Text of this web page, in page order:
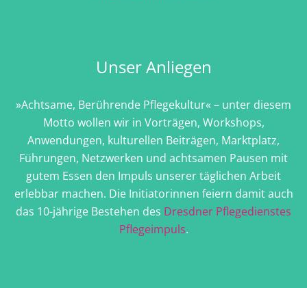
Unser Anliegen
»Achtsame, Berührende Pflegekultur« – unter diesem
Motto wollen wir in Vorträgen, Workshops,
Anwendungen, kulturellen Beiträgen, Marktplatz,
Führungen, Netzwerken und achtsamen Pausen mit
gutem Essen den Impuls unserer täglichen Arbeit
erlebbar machen. Die Initiatorinnen feiern damit auch
das 10-jährige Bestehen des Dresdner Pflegedienstes
Pflegeimpuls.